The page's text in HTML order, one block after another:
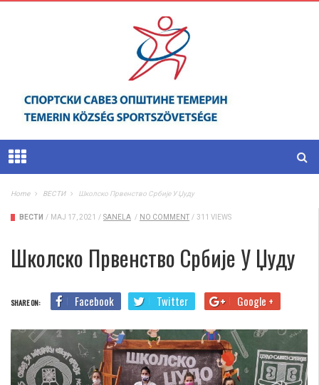
Home ВЕСТИ Школско Првенство Србије У Џуду
ВЕСТИ / МАЈ 17, 2021 / SANELA / NO COMMENT / 311 VIEWS
Школско Првенство Србије У Џуду
SHARE ON: Facebook Twitter Google +